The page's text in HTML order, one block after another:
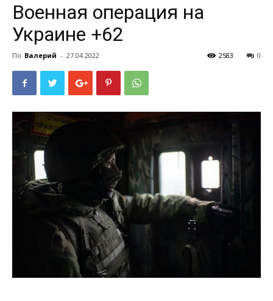
Военная операция на
Украине +62
По Валерий - 27.04.2022 0
2583